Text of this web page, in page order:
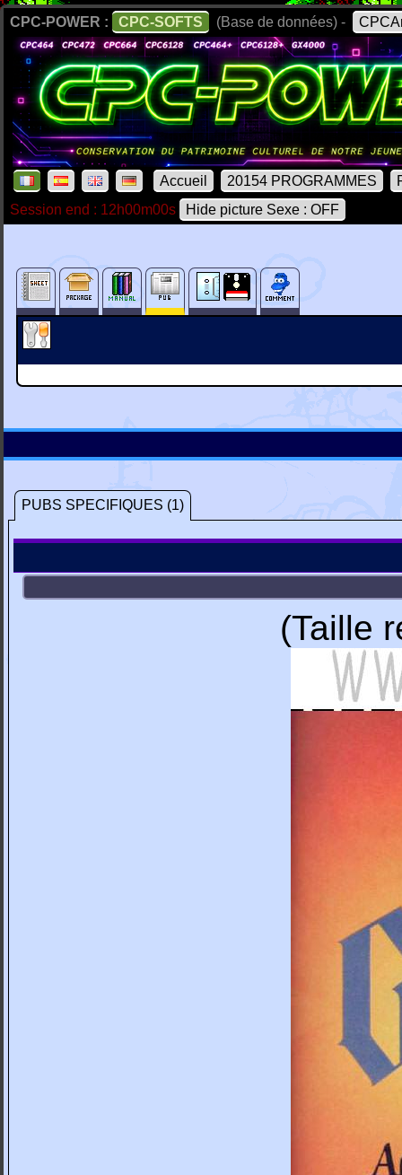
CPC-POWER : CPC-SOFTS (Base de données) -
Accueil 20154 PROGRAMMES
Session end : 12h00m00s
Hide picture Sexe : OFF
PUBS SPECIFIQUES (1)
(Taille